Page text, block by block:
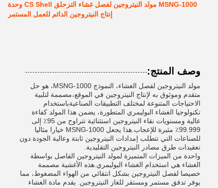
MSNG-1000 مولد النيتروجين لفصل غشاء التزحلق CS Shell وحدة
إنتاج النيتروجين الدائم للعمل المستمر
وصف المنتج:
مولد النيتروجين لفصل الغشاء، النموذج MSNG-1000، هو حل
متقدم وموثوق به لإنتاج النيتروجين في الموقع،مصممة لتلبية
الاحتياجات المتنوعة لمختلف التطبيقات الصناعيةباستخدام
تكنولوجيا الغشاء البوليمري المتطورة، يضمن هذا المولد كفاءة
عالية ومستويات نقاء النيتروجين استثنائية تتراوح من 95٪ إلى
99.999٪ مثيرة للإعجاب.هذا يجعل MSNG-1000 خيارا مثاليا
للصناعات التي تتطلب إمدادات النيتروجين ثابتة وعالية الجودة دون
تعقيدات طرق مصادر النيتروجين التقليدية.
واحدة من الميزات المتميزة لمولد النيتروجين الفاصل بواسطة
الغشاء هي استخدام الغشاء البوليمري.هذه الأغشية مصممة
خصيصا لفصل النيتروجين بشكل انتقائي من الهواء المضغوط، مما
يوفر تدفق مستمر ومستقر للغاز النيتروجين. يقدم مادة الغشاء